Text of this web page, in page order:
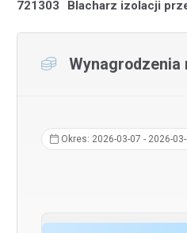
721303 Blacharz izolacji
Wynagrodzenia
Okres: 2026-03-07 - 2026-